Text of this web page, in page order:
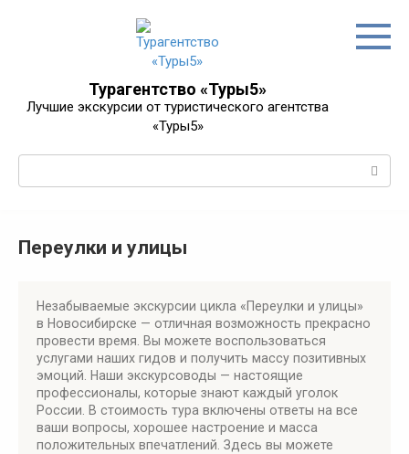
Турагентство «Туры5»
Лучшие экскурсии от туристического агентства
«Туры5»
Переулки и улицы
Незабываемые экскурсии цикла «Переулки и улицы»
в Новосибирске — отличная возможность прекрасно
провести время. Вы можете воспользоваться
услугами наших гидов и получить массу позитивных
эмоций. Наши экскурсоводы — настоящие
профессионалы, которые знают каждый уголок
России. В стоимость тура включены ответы на все
ваши вопросы, хорошее настроение и масса
положительных впечатлений. Здесь вы можете